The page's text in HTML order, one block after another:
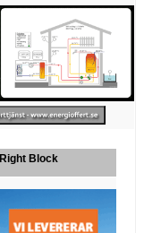
Right Block